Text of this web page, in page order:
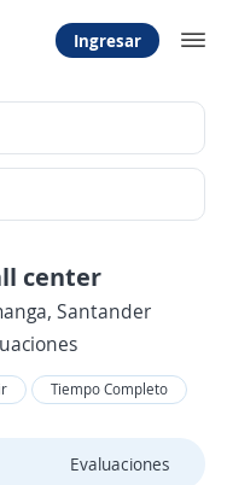
Ingresar
center
Santander
Tiempo Completo
Evaluaciones